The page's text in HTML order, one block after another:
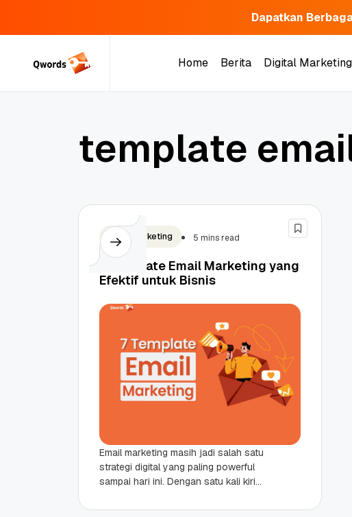
Dapatkan
Home
Berita
Digital Marketing
template emai
Email Marketing 5 mins read
7 Template Email Marketing yang
Efektif untuk Bisnis
Email marketing masih jadi salah satu
strategi digital yang paling powerful
sampai hari ini. Dengan satu kali kirim
menjangkau ratusan bahkan...